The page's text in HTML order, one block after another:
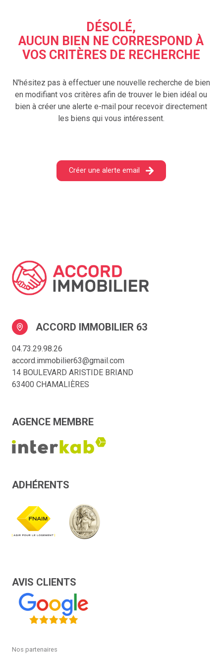
CONTACT
DÉSOLÉ,
AUCUN BIEN NE CORRESPOND À
VOS CRITÈRES DE RECHERCHE
N'hésitez pas à effectuer une nouvelle recherche de bien
en modifiant vos critères afin de trouver le bien idéal ou
bien à créer une alerte e-mail pour recevoir directement
les biens qui vous intéressent.
Créer une alerte email
ACCORD IMMOBILIER 63
04.73.29.98.26
accord.immobilier63@gmail.com
14 BOULEVARD ARISTIDE BRIAND
63400 CHAMALIÈRES
AGENCE MEMBRE
ADHÉRENTS
AVIS CLIENTS
Nos partenaires